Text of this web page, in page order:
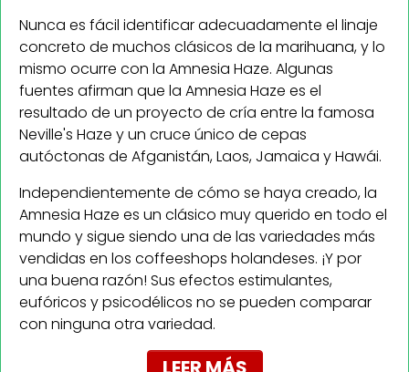
Nunca es fácil identificar adecuadamente el linaje
concreto de muchos clásicos de la marihuana, y lo
mismo ocurre con la Amnesia Haze. Algunas
fuentes afirman que la Amnesia Haze es el
resultado de un proyecto de cría entre la famosa
Neville's Haze y un cruce único de cepas
autóctonas de Afganistán, Laos, Jamaica y Hawái.
Independientemente de cómo se haya creado, la
Amnesia Haze es un clásico muy querido en todo el
mundo y sigue siendo una de las variedades más
vendidas en los coffeeshops holandeses. ¡Y por
una buena razón! Sus efectos estimulantes,
eufóricos y psicodélicos no se pueden comparar
con ninguna otra variedad.